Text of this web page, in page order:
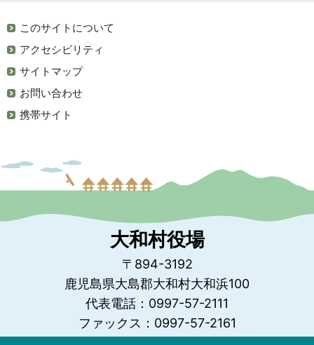
このサイトについて
アクセシビリティ
サイトマップ
お問い合わせ
携帯サイト
大和村役場
〒894-3192
鹿児島県大島郡大和村大和浜100
代表電話：0997-57-2111
ファックス：0997-57-2161